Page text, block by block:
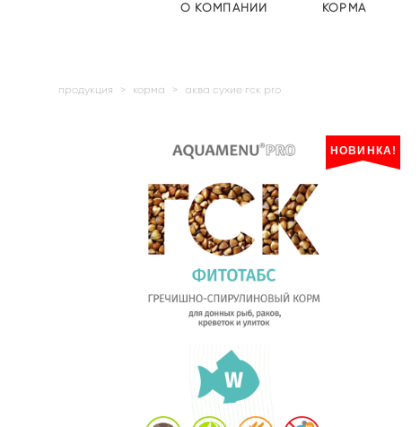
О КОМПАНИИ КОРМА
продукция > корма > аква сухие гск pro
НОВИНКА!